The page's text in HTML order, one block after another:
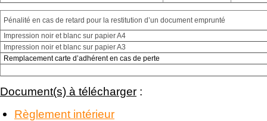
Pénalité en cas de retard pour la restitution d’un document emprunté
Impression noir et blanc sur papier A4
Impression noir et blanc sur papier A3
Remplacement carte d’adhérent en cas de perte
Document(s) à télécharger :
Règlement intérieur